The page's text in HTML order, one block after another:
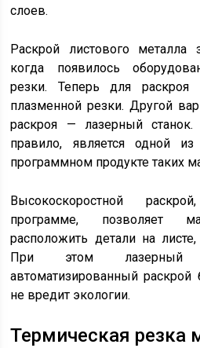
слоев.
Раскрой листового металла
когда появилось
резки. Теперь для раскроя
плазменной резки. Другой
раскроя — лазерный
правило, является одной
программном продукте таких
Высокоскоростной
программе, позволяет
расположить детали на
При этом лазерный
автоматизированный раскрой
не вредит экологии.
Термическая резка